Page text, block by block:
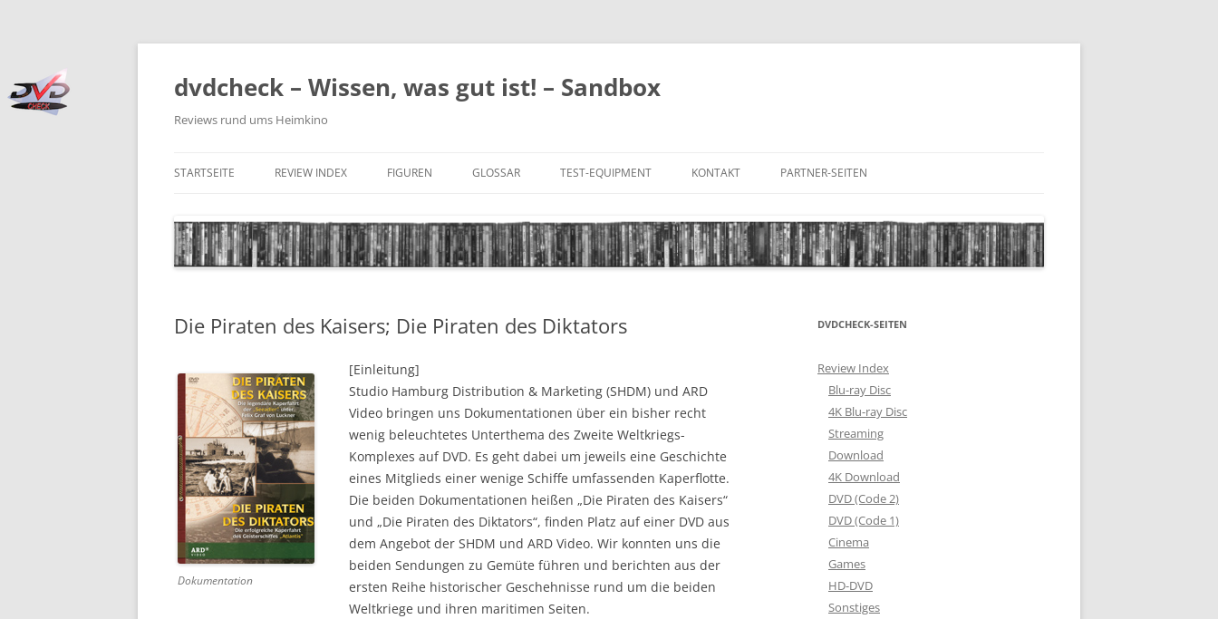
Zum
springen
dvdcheck – Wissen, was gut ist! – Sandbox
Reviews rund ums Heimkino
STARTSEITE REVIEW INDEX
4K BLU-RAY DISC
DOWNLOAD
DVD (CODE 2)
DVD (CODE 1)
CINEMA
GAMES
HD-DVD
FIGUREN GLOSSAR
BILD & TON
UNTERTITEL-TYPEN
TEST-EQUIPMENT KONTAKT
IMPRESSUM
PARTNER-SEITEN
Die Piraten des Kaisers; Die Piraten des Diktators
Dokumentation
[Einleitung]
Studio Hamburg Distribution & Marketing (SHDM) und ARD
Video bringen uns Dokumentationen über ein bisher recht
wenig beleuchtetes Unterthema des Zweite Weltkriegs-
Komplexes auf DVD. Es geht dabei um jeweils eine Geschichte
eines Mitglieds einer wenige Schiffe umfassenden Kaperflotte.
Die beiden Dokumentationen heißen „Die Piraten des Kaisers“
und „Die Piraten des Diktators“, finden Platz auf einer DVD aus
dem Angebot der SHDM und ARD Video. Wir konnten uns die
beiden Sendungen zu Gemüte führen und berichten aus der
ersten Reihe historischer Geschehnisse rund um die beiden
Weltkriege und ihren maritimen Seiten.
DVDCHECK-SEITEN
Review Index
Blu-ray Disc
4K Blu-ray Disc
Streaming
Download
4K Download
DVD (Code 2)
DVD (Code 1)
Cinema
Games
HD-DVD
Sonstiges